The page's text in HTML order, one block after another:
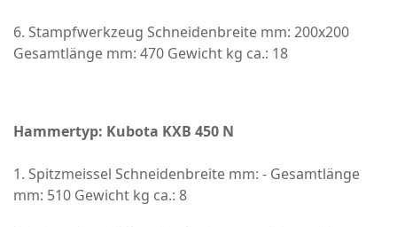
6. Stampfwerkzeug Schneidenbreite mm: 200x200
Gesamtlänge mm: 470 Gewicht kg ca.: 18
Hammertyp: Kubota KXB 450 N
1. Spitzmeissel Schneidenbreite mm: - Gesamtlänge
mm: 510 Gewicht kg ca.: 8